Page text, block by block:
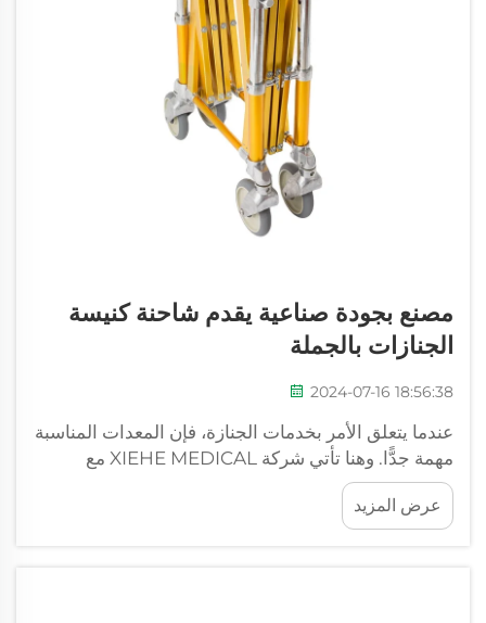
مصنع بجودة صناعية يقدم شاحنة كنيسة
الجنازات بالجملة
2024-07-16 18:56:38
عندما يتعلق الأمر بخدمات الجنازة، فإن المعدات المناسبة
مهمة جدًّا. وهنا تأتي شركة XIEHE MEDICAL مع
شاحناتها عالية الجودة الخاصة بالكنائس والجنازات. وقد
صُمِّمت هذه الشاحنات لمساعدة فرق النقل على نقل
التوابيت بأمانٍ واحترامٍ. وهي مصنوعة بعنايةٍ فائقة مع
عرض المزيد